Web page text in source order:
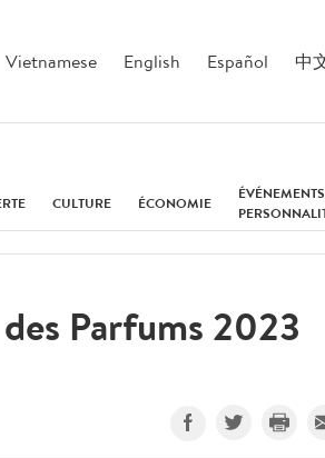
Vietnamese English Español 中
CULTURE ÉCONOMIE
Parfums 2023